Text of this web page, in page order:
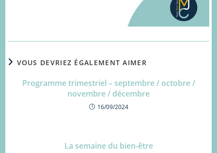
VOUS DEVRIEZ ÉGALEMENT AIMER
Programme trimestriel – septembre / octobre /
novembre / décembre
16/09/2024
La semaine du bien-être